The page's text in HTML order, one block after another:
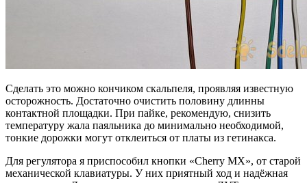
Сделать это можно кончиком скальпеля, проявляя известную
осторожность. Достаточно очистить половину длинны
контактной площадки. При пайке, рекомендую, снизить
температуру жала паяльника до минимально необходимой,
тонкие дорожки могут отклеиться от платы из гетинакса.
Для регулятора я приспособил кнопки «Cherry MX», от старой
механической клавиатуры. У них приятный ход и надёжная